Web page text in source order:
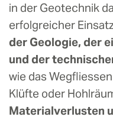
in der Geotechnik
erfolgreicher
der Geologie, der
und der
wie das
Klüfte oder
Materialverlusten